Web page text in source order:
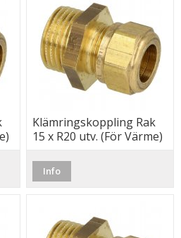
Klämringskoppling Rak
15 x R20 utv. (För Värme)
Info